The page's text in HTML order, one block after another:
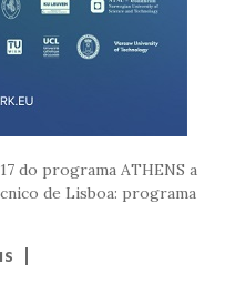
do programa ATHENS a
de Lisboa: programa